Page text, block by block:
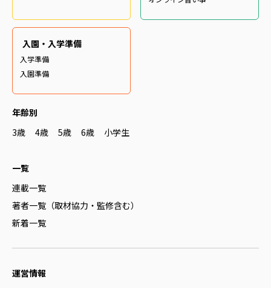
入園・入学準備
入学準備
入園準備
年齢別
3歳
4歳 5歳 6歳 小学生
一覧
連載一覧
著者一覧（取材協力・監修含む）
新着一覧
運営情報